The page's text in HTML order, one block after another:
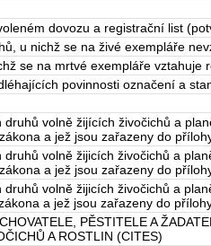
dovozu a registrační list
u nichž se na živé exempláře
se na mrtvé exempláře vztahuje
povinnosti označení a
druhů volně žijících živočichů a
a jež jsou zařazeny do
druhů volně žijicích živočichů a
a jež jsou zařazeny do
druhů volně žijicích živočichů a
a jež jsou zařazeny do
PĚSTITELE A
A ROSTLIN (CITES)